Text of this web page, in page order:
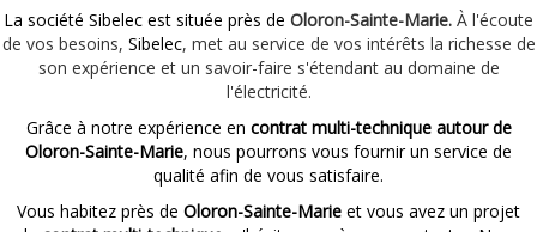
La société Sibelec est située près de Oloron-Sainte-Marie. À l'écoute
de vos besoins, Sibelec, met au service de vos intérêts la richesse de
son expérience et un savoir-faire s'étendant au domaine de
l'électricité.
Grâce à notre expérience en contrat multi-technique autour de
Oloron-Sainte-Marie, nous pourrons vous fournir un service de
qualité afin de vous satisfaire.
Vous habitez près de Oloron-Sainte-Marie et vous avez un projet